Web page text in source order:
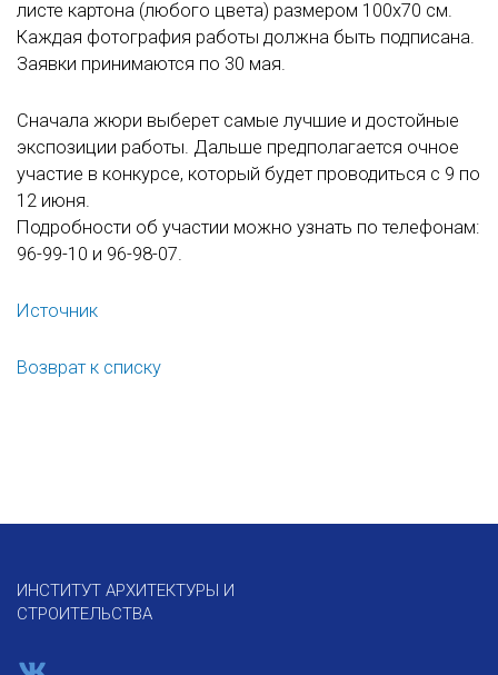
листе картона (любого цвета) размером 100х70 см.
Каждая фотография работы должна быть подписана.
Заявки принимаются по 30 мая.
Сначала жюри выберет самые лучшие и достойные
экспозиции работы. Дальше предполагается очное
участие в конкурсе, который будет проводиться с 9 по
12 июня.
Подробности об участии можно узнать по телефонам:
96-99-10 и 96-98-07.
Источник
Возврат к списку
ИНСТИТУТ АРХИТЕКТУРЫ И
СТРОИТЕЛЬСТВА